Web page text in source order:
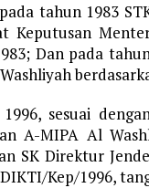
tahun 1983
Keputusan
Dan pada
sesuai
A-MIPA Al
SK Direktur
Kep/1996,